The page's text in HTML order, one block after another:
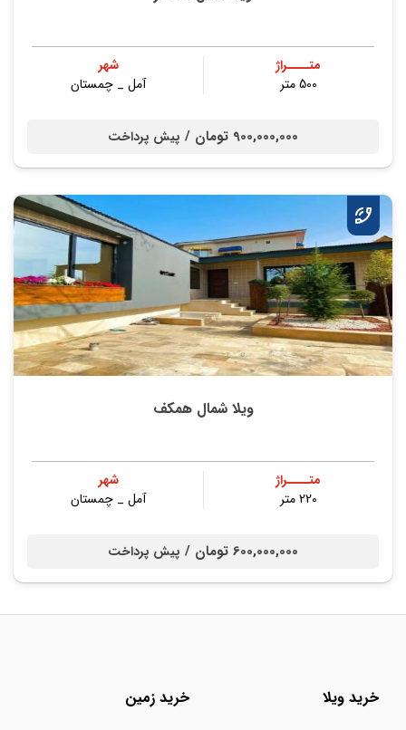
متــــراژ
500 متر
شهر
آمل _ چمستان
900,000,000 تومان / پیش پرداخت
ویلا شمال همکف
متــــراژ
220 متر
شهر
آمل _ چمستان
600,000,000 تومان / پیش پرداخت
خرید ویلا خرید زمین